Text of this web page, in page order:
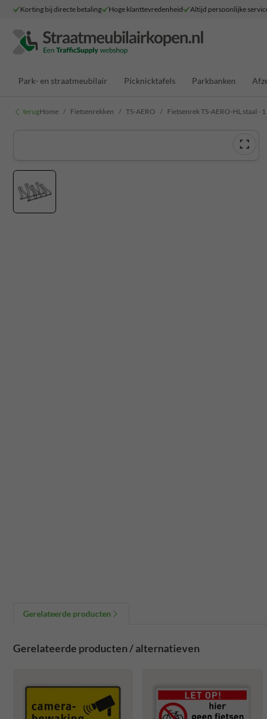
Korting bij directe betaling Hoge klanttevredenheid Altijd persoonlijke
Park- en straatmeubilair Picknicktafels Parkbanken
terugHome Fietsenrekken TS-AERO Fietsenrek TS-AERO-HL staal -
Gerelateerde producten
Gerelateerde producten / alternatieven